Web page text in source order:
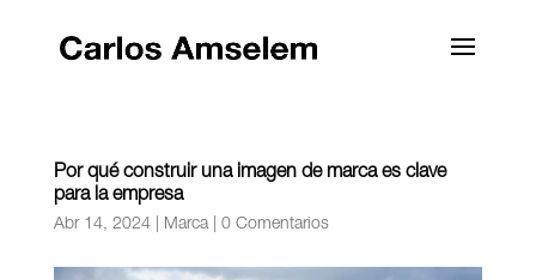
Por qué construir una imagen de marca es clave
para la empresa
Abr 14, 2024| Marca| 0 Comentarios